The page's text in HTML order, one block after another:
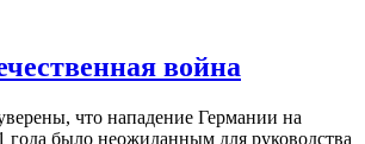
война
что нападение Германии на
было неожиданным для руководства